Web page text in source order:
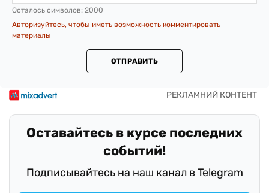
Осталось символов: 2000
Авторизуйтесь, чтобы иметь возможность комментировать
материалы
ОТПРАВИТЬ
Оставайтесь в курсе последних
событий!
Подписывайтесь на наш канал в Telegram